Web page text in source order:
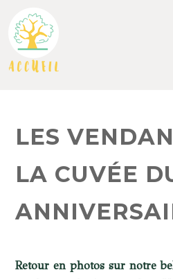
LES
LA CUVÉE
Retour en photos sur notre